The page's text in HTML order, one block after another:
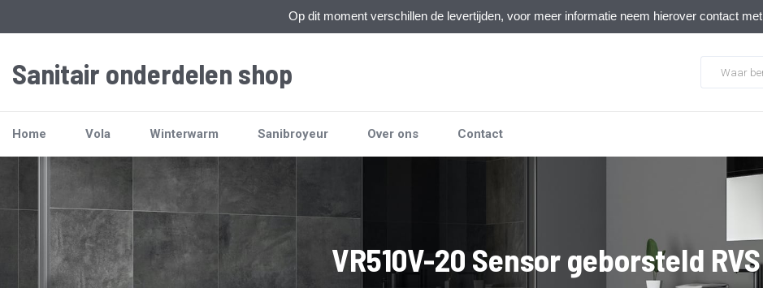
Op dit moment verschillen de levertijden, voor meer informatie neem hierover contact
Sanitair onderdelen shop
Home Vola Winterwarm Sanibroyeur Over ons Contact
VR510V-20 Sensor geborsteld RVS